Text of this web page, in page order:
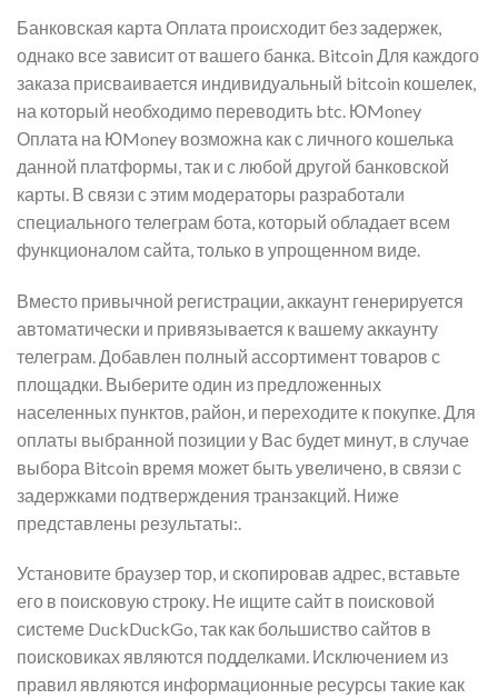
Банковская карта Оплата происходит без задержек,
однако все зависит от вашего банка. Bitcoin Для каждого
заказа присваивается индивидуальный bitcoin кошелек,
на который необходимо переводить btc. ЮMoney
Оплата на ЮMoney возможна как с личного кошелька
данной платформы, так и с любой другой банковской
карты. В связи с этим модераторы разработали
специального телеграм бота, который обладает всем
функционалом сайта, только в упрощенном виде.
Вместо привычной регистрации, аккаунт генерируется
автоматически и привязывается к вашему аккаунту
телеграм. Добавлен полный ассортимент товаров с
площадки. Выберите один из предложенных
населенных пунктов, район, и переходите к покупке. Для
оплаты выбранной позиции у Вас будет минут, в случае
выбора Bitcoin время может быть увеличено, в связи с
задержками подтверждения транзакций. Ниже
представлены результаты:.
Установите браузер тор, и скопировав адрес, вставьте
его в поисковую строку. Не ищите сайт в поисковой
системе DuckDuckGo, так как большиство сайтов в
поисковиках являются подделками. Исключением из
правил являются информационные ресурсы такие как